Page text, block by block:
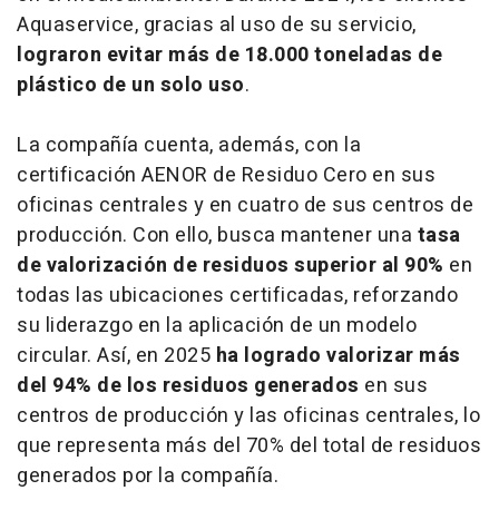
Aquaservice, gracias al uso de su servicio,
lograron evitar más de 18.000 toneladas de
plástico de un solo uso.
La compañía cuenta, además, con la
certificación AENOR de Residuo Cero en sus
oficinas centrales y en cuatro de sus centros de
producción. Con ello, busca mantener una tasa
de valorización de residuos superior al 90% en
todas las ubicaciones certificadas, reforzando
su liderazgo en la aplicación de un modelo
circular. Así, en 2025 ha logrado valorizar más
del 94% de los residuos generados en sus
centros de producción y las oficinas centrales, lo
que representa más del 70% del total de residuos
generados por la compañía.